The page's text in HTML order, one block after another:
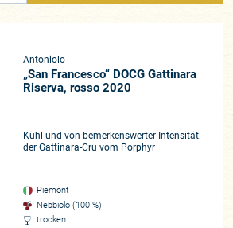
Antoniolo gehört zu den ganz großen
Mehr denn je erlangen deren
Sommeliers und Kennern des
denn dieser klassische
das vorzügliche Terroir wie kaum ein
sich zudem durch höchste Qualität und
rund 14 Hektar umfassende
als echter Rohdiamant des Alto
Großvater Mario Antoniolo, welcher
den Grundstein für die heutige
Antoniolo
„San Francesco“ DOCG Gattinara
Riserva, rosso 2020
Kühl und von bemerkenswerter Intensität:
der Gattinara-Cru vom Porphyr
Piemont
Nebbiolo (100 %)
trocken